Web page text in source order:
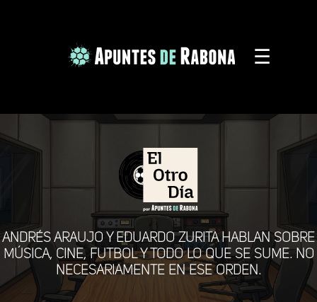
☰
ANDRÉS ARAUJO Y EDUARDO ZURITA HABLAN SOBRE
MÚSICA, CINE, FUTBOL Y TODO LO QUE SE SUME. NO
NECESARIAMENTE EN ESE ORDEN.